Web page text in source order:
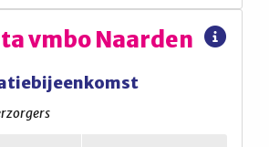
Vechtstede College
Informatiebijeenkomst
vmbo Naarden